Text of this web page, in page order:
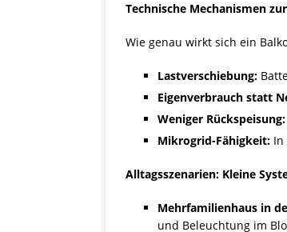
Technische Mechanismen
Wie genau wirkt sich ein
Lastverschiebung:
Eigenverbrauch statt
Weniger Rückspeisung:
Mikrogrid-Fähigkeit: In
Alltagsszenarien: Kleine
Mehrfamilienhaus in
und Beleuchtung im